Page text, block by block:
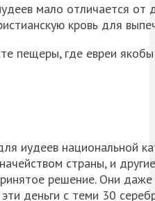
мало отличается
кровь для
пещеры, где евреи
иудеев национальной
страны, и
решение. Они
деньги с теми 30